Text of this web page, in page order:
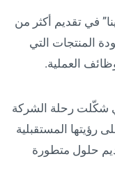
في تقديم أكثر من
المنتجات التي
العملية.
شكّلت رحلة الشركة
المستقبلية
حلول متطورة